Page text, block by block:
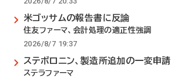
米ゴッサムの報告書に反論
住友ファーマ、会計処理の適正性強調
2026/8/7 19:37
ステボロニン、製造所追加の一変申請
ステラファーマ